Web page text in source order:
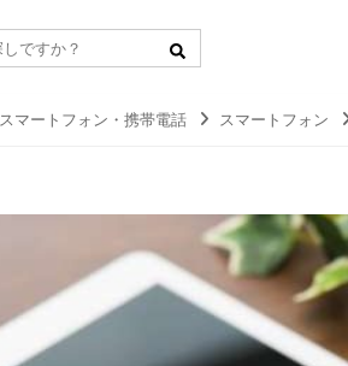
スマートフォン・携帯電話 スマートフォン